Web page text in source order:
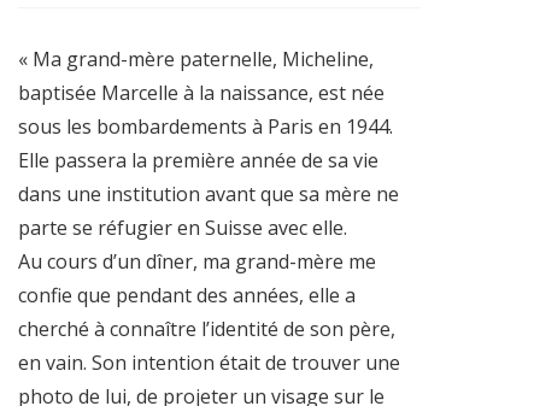
« Ma grand-mère paternelle, Micheline,
baptisée Marcelle à la naissance, est née
sous les bombardements à Paris en 1944.
Elle passera la première année de sa vie
dans une institution avant que sa mère ne
parte se réfugier en Suisse avec elle.
Au cours d’un dîner, ma grand-mère me
confie que pendant des années, elle a
cherché à connaître l’identité de son père,
en vain. Son intention était de trouver une
photo de lui, de projeter un visage sur le